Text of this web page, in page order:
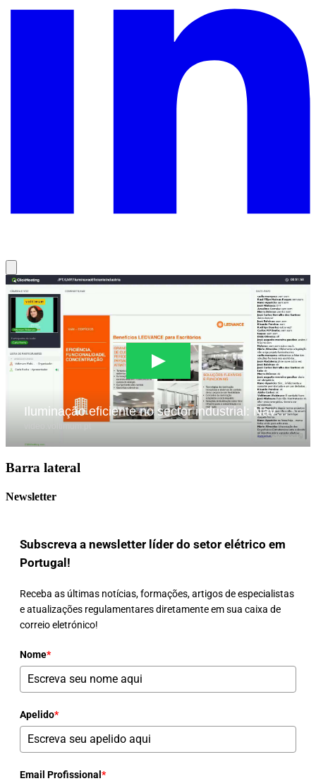
Barra lateral
Newsletter
Subscreva a newsletter líder do setor elétrico em
Portugal!
Receba as últimas notícias, formações, artigos de especialistas
e atualizações regulamentares diretamente em sua caixa de
correio eletrónico!
Nome*
Apelido*
Email Profissional *